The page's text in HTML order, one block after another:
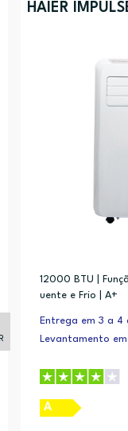
HAIER
12000 BTU |
uente e Frio | A+
Entrega em 3 a 4
Levantamento
A